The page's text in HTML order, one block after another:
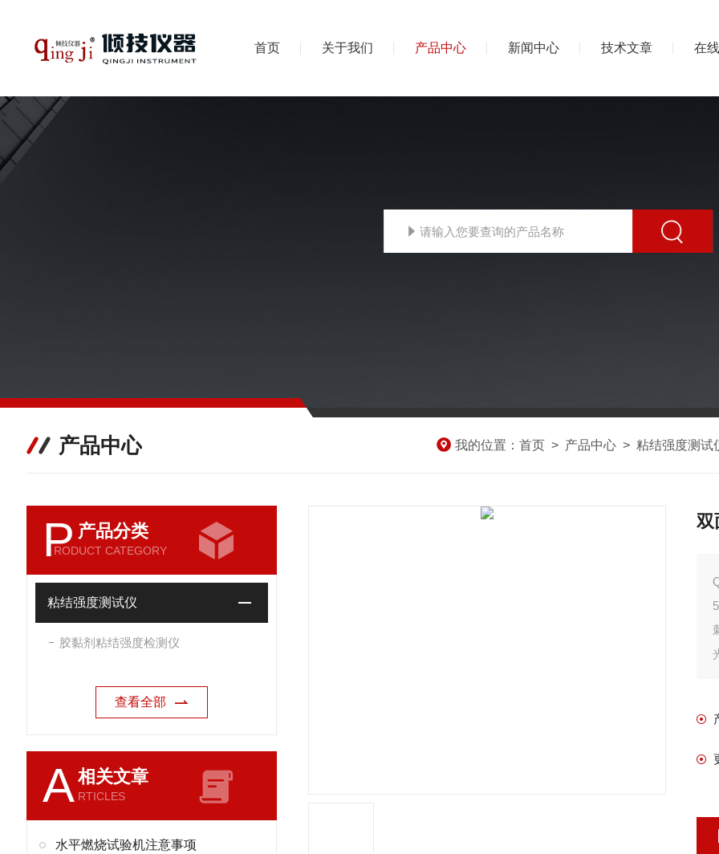
首页 关于我们 产品中心 新闻中心 技术文章 在
产品中心 我的位置： 首页 > 产品中心 > 粘结强度测试
P 产品分类
RODUCT CATEGORY
粘结强度测试仪
胶黏剂粘结强度检测仪
查看全部
A相关文章
RTICLES
水平燃烧试验机注意事项
双